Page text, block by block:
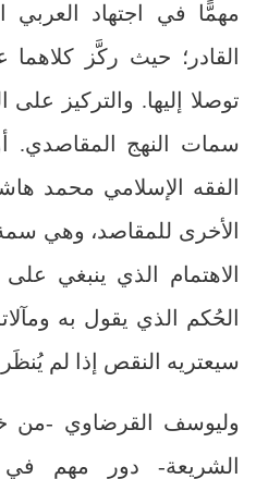
مهمًّا في اجتهاد العربي
القادر؛ حيث ركَّز كلاهما
توصلا إليها. والتركيز
سمات النهج المقاصدي.
الفقه الإسلامي محمد
الأخرى للمقاصد، وهي
الاهتمام الذي ينبغي على
الحُكم الذي يقول به
سيعتريه النقص إذا لم
وليوسف القرضاوي -من
الشريعة- دور مهم